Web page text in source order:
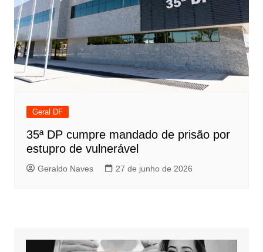
Geral DF
35ª DP cumpre mandado de prisão por
estupro de vulnerável
Geraldo Naves 27 de junho de 2026